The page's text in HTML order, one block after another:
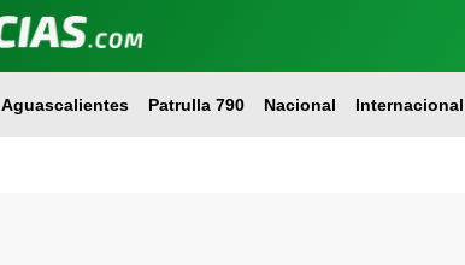
Aguascalientes Patrulla 790 Nacional Internacional